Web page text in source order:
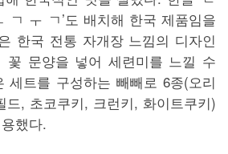
ㄱ ㅜ ㄱ’도 배치해 한국 제품임을
한국 전통 자개장 느낌의 디자인
꽃 문양을 넣어 세련미를 느낄 수
세트를 구성하는 빼빼로 6종(오리
드, 초코쿠키, 크런키, 화이트쿠키)
했다.